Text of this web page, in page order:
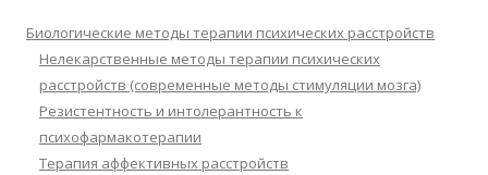
Биологические методы терапии психических расстройств
Нелекарственные методы терапии психических
расстройств (современные методы стимуляции мозга)
Резистентность и интолерантность к
психофармакотерапии
Терапия аффективных расстройств